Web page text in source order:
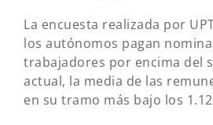
La encuesta realizada por
los autónomos pagan
trabajadores por encima del
actual, la media de las
en su tramo más bajo los